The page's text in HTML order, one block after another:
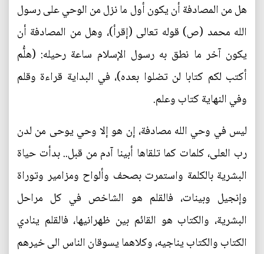
هل من المصادفة أن يكون أول ما نزل من الوحي على رسول
الله محمد (ص) قوله تعالى (إقرأ)، وهل من المصادفة أن
يكون آخر ما نطق به رسول الإسلام ساعة رحيله: (هلُّم
أكتب لكم كتابا لن تضلوا بعده)، في البداية قراءة وقلم
وفي النهاية كتاب وعلم.
ليس في وحي الله مصادفة، إن هو إلا وحي يوحى من لدن
رب العلى، كلمات كما تلقاها أبينا آدم من قبل.. بدأت حياة
البشرية بالكلمة واستمرت بصحف وألواح ومزامير وتوراة
وإنجيل وبينات، فالقلم هو الشاخص في كل مراحل
البشرية، والكتاب هو القائم بين ظهرانيها، فالقلم ينادي
الكتاب والكتاب يناجيه، وكلاهما يسوقان الناس الى خيرهم